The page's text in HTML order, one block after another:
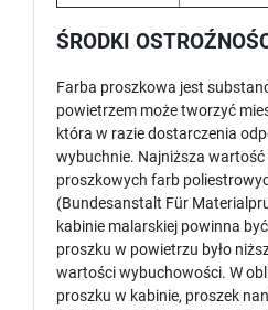
ŚRODKI
Farba proszkowa jest
powietrzem może tworzyć
która w razie dostarczenia
wybuchnie. Najniższa
proszkowych farb
(Bundesanstalt Für
kabinie malarskiej powinna
proszku w powietrzu było
wartości wybuchowości. W
proszku w kabinie, proszek